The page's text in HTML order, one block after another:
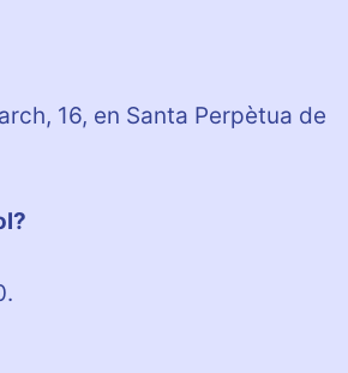
16, en Santa Perpètua de